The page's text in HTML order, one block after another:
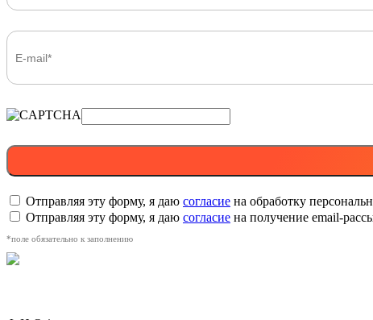
Отправляя эту форму, я даю согласие на обработку
Отправляя эту форму, я даю согласие на получение email-
*поле обязательно к заполнению